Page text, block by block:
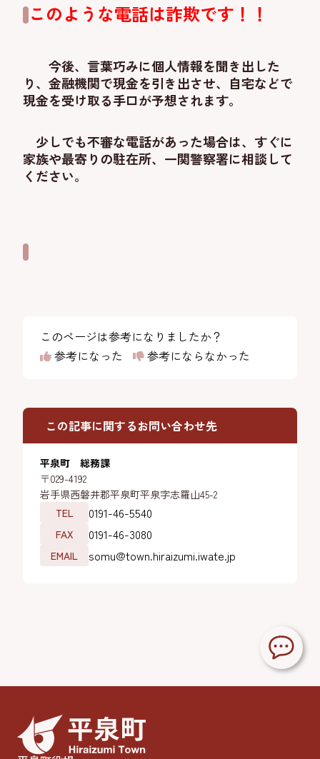
このような電話は詐欺です！！
今後、言葉巧みに個人情報を聞き出した
り、金融機関で現金を引き出させ、自宅などで
現金を受け取る手口が予想されます。
少しでも不審な電話があった場合は、すぐに
家族や最寄りの駐在所、一関警察署に相談して
ください。
このページは参考になりましたか？
参考になった
参考にならなかった
この記事に関するお問い合わせ先
平泉町 総務課
〒029-4192
岩手県西磐井郡平泉町平泉字志羅山45-2
TEL
0191-46-5540
FAX 0191-46-3080
EMAIL somu@town.hiraizumi.iwate.jp